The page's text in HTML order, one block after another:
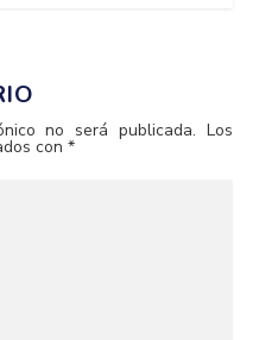
no será publicada. Los
con*